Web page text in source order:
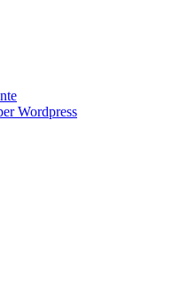
Wordpress